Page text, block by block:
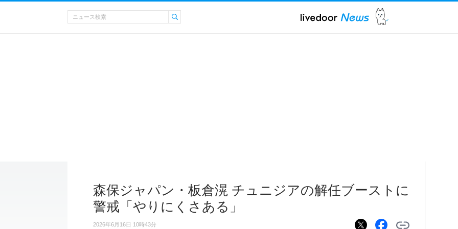
森保ジャパン・板倉滉 チュニジアの解任ブーストに
警戒「やりにくさある」
2026年6月16日 10時43分